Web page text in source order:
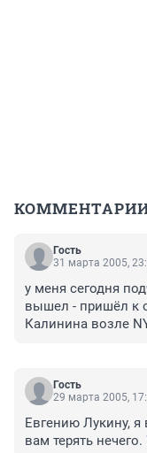
Гость
31 марта 2005,
у меня сегодня
вышел - пришёл к
Калинина возле
получил) он было
ухали а он
ночи.:(
Гость
29 марта 2005,
Евгению Лукину,
вам терять